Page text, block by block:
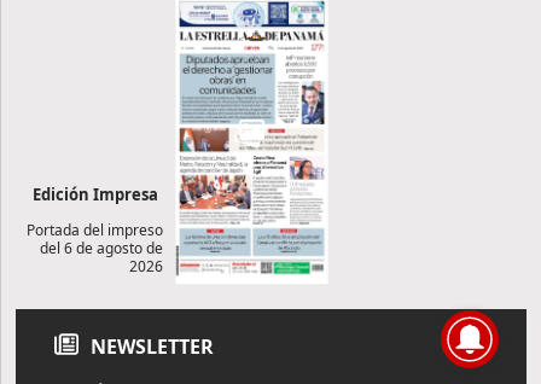
Edición Impresa
Portada del impreso
del 6 de agosto de
2026
NEWSLETTER